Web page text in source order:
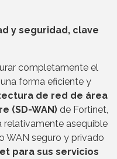
y seguridad, clave
completamente el
forma eficiente y
de red de área
(SD-WAN) de Fortinet,
relativamente asequible
WAN seguro y privado
para sus servicios